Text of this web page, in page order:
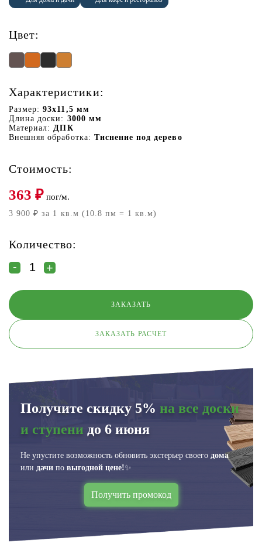
Цвет:
Характеристики:
Размер: 93х11,5 мм
Длина доски: 3000 мм
Материал: ДПК
Внешняя обработка: Тиснение под дерево
Стоимость:
363 ₽ пог/м.
3 900 ₽ за 1 кв.м (10.8 пм = 1 кв.м)
Количество:
ЗАКАЗАТЬ РАСЧЕТ
Получите скидку 5% на все доски
и ступени до 6 июня
Не упустите возможность обновить экстерьер своего дома
или дачи по выгодной цене!✨
Получить промокод